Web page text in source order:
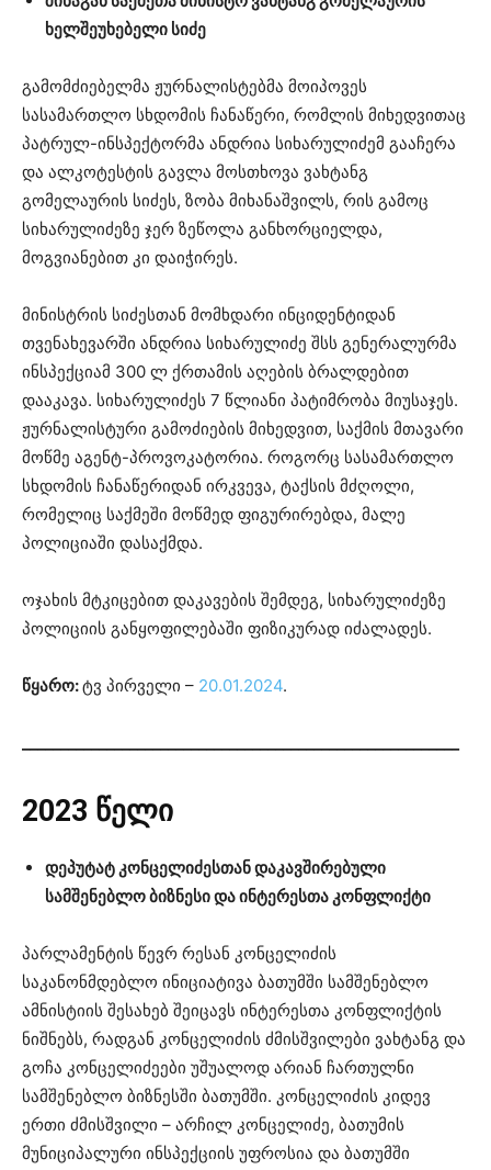
ხელშეუხებელი სიძე
გამომძიებელმა ჟურნალისტებმა მოიპოვეს
სასამართლო სხდომის ჩანაწერი, რომლის მიხედვითაც
პატრულ-ინსპექტორმა ანდრია სიხარულიძემ გააჩერა
და ალკოტესტის გავლა მოსთხოვა ვახტანგ
გომელაურის სიძეს, ზობა მიხანაშვილს, რის გამოც
სიხარულიძეზე ჯერ ზეწოლა განხორციელდა,
მოგვიანებით კი დაიჭირეს.
მინისტრის სიძესთან მომხდარი ინციდენტიდან
თვენახევარში ანდრია სიხარულიძე შსს გენერალურმა
ინსპექციამ 300 ლ ქრთამის აღების ბრალდებით
დააკავა. სიხარულიძეს 7 წლიანი პატიმრობა მიუსაჯეს.
ჟურნალისტური გამოძიების მიხედვით, საქმის მთავარი
მოწმე აგენტ-პროვოკატორია. როგორც სასამართლო
სხდომის ჩანაწერიდან ირკვევა, ტაქსის მძღოლი,
რომელიც საქმეში მოწმედ ფიგურირებდა, მალე
პოლიციაში დასაქმდა.
ოჯახის მტკიცებით დაკავების შემდეგ, სიხარულიძეზე
პოლიციის განყოფილებაში ფიზიკურად იძალადეს.
წყარო:ტვ პირველი – 20.01.2024.
2023 წელი
დეპუტატ კონცელიძესთან დაკავშირებული
სამშენებლო ბიზნესი და ინტერესთა კონფლიქტი
პარლამენტის წევრ რესან კონცელიძის
საკანონმდებლო ინიციატივა ბათუმში სამშენებლო
ამნისტიის შესახებ შეიცავს ინტერესთა კონფლიქტის
ნიშნებს, რადგან კონცელიძის ძმისშვილები ვახტანგ და
გოჩა კონცელიძეები უშუალოდ არიან ჩართულნი
სამშენებლო ბიზნესში ბათუმში. კონცელიძის კიდევ
ერთი ძმისშვილი – არჩილ კონცელიძე, ბათუმის
მუნიციპალური ინსპექციის უფროსია და ბათუმში